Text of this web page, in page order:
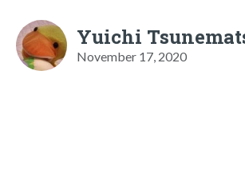
Yuichi
November 17, 2020